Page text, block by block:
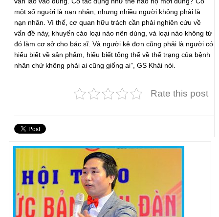
một số người là nạn nhân, nhưng nhiều người không phải là
nạn nhân. Vì thế, cơ quan hữu trách cần phải nghiên cứu về
vấn đề này, khuyến cáo loại nào nên dùng, và loại nào không từ
đó làm cơ sở cho bác sĩ. Và người kê đơn cũng phải là người có
hiểu biết về sản phẩm, hiểu biết tổng thể về thể trạng của bệnh
nhân chứ không phải ai cũng giống ai”, GS Khải nói.
Rate this post